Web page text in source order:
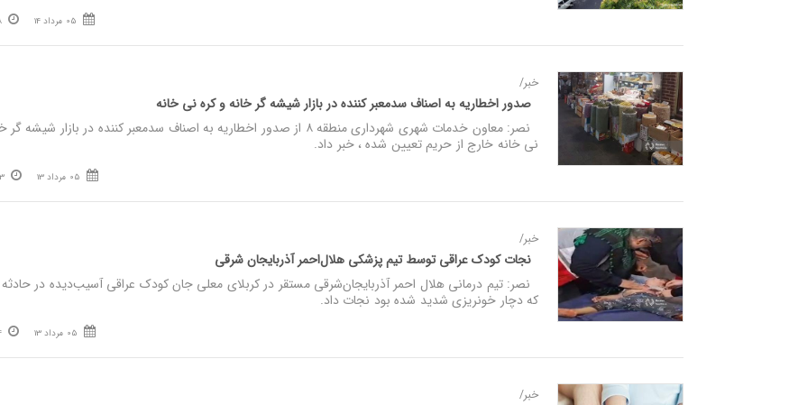
05 مرداد 14
خبر/
صدور اخطاریه به اصناف سدمعبر کننده در بازار شیشه گر خانه و کره نی خانه
نصر: معاون خدمات شهری شهرداری منطقه ۸ از صدور اخطاریه به اصناف سدمعبر کننده در بازار
نی خانه خارج از حریم تعیین شده ، خبر داد.
05 مرداد 13
خبر/
نجات کودک عراقی توسط تیم پزشکی هلال‌احمر آذربایجان شرقی
نصر: تیم درمانی هلال احمر آذربایجان‌شرقی مستقر در کربلای معلی جان کودک عراقی آسیب‌دیده در حادثه
که دچار خونریزی شدید شده بود نجات داد.
05 مرداد 13
خبر/